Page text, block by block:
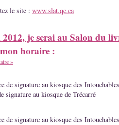
le site : www.slat.qc.ca
je serai au Salon du
horaire :
»
de signature au kiosque des Intouchables
signature au kiosque de Trécarré
de signature au kiosque des Intouchables